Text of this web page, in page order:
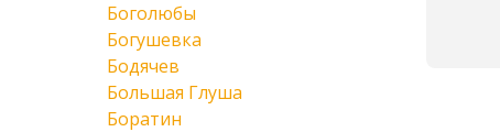
Боголюбы
Богушевка
Бодячев
Большая Глуша
Боратин